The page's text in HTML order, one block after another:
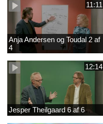
11:11
Anja Andersen og Toudal 2 af
4
12:14
Jesper Theilgaard 6 af 6